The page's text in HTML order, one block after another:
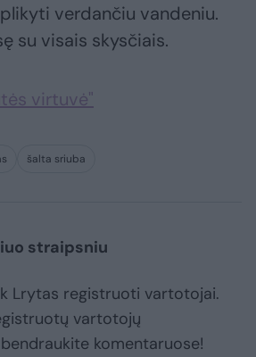
verdančiu vandeniu.
su visais skysčiais.
virtuvė"
šalta sriuba
straipsniu
Lrytas registruoti vartotojai.
vartotojų
komentaruose!